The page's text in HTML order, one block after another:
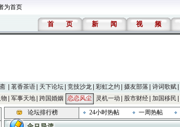
为首页
首 页 新 闻 视 频
茗香茶语 天下论坛 竞技沙龙 彩虹之约 摄友部落 诗词歌赋
军事天地 跨国婚姻 恋恋风尘 灵机一动 股市财经 加国移民
论坛排行榜 24小时热帖 一周热帖